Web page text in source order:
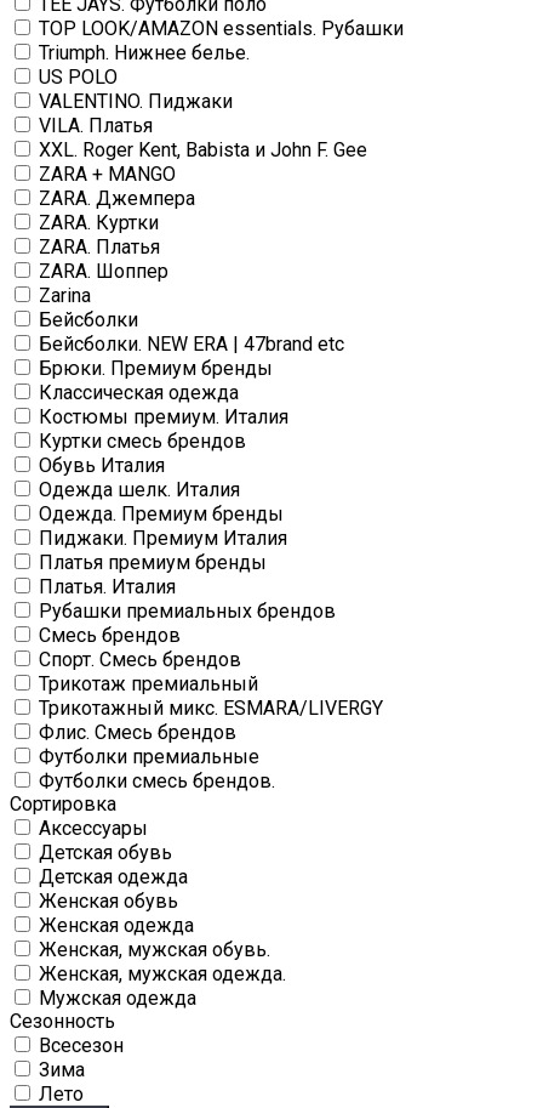
TOP LOOK/AMAZON essentials. Рубашки
Triumph. Нижнее белье.
US POLO
VALENTINO. Пиджаки
VILA. Платья
XXL. Roger Kent, Babista и John F. Gee
ZARA + MANGO
ZARA. Джемпера
ZARA. Куртки
ZARA. Платья
ZARA. Шоппер
Zarina
Бейсболки
Бейсболки. NEW ERA | 47brand etc
Брюки. Премиум бренды
Классическая одежда
Костюмы премиум. Италия
Куртки смесь брендов
Обувь Италия
Одежда шелк. Италия
Одежда. Премиум бренды
Пиджаки. Премиум Италия
Платья премиум бренды
Платья. Италия
Рубашки премиальных брендов
Смесь брендов
Спорт. Смесь брендов
Трикотаж премиальный
Трикотажный микс. ESMARA/LIVERGY
Флис. Смесь брендов
Футболки премиальные
Футболки смесь брендов.
Сортировка
Аксессуары
Детская обувь
Детская одежда
Женская обувь
Женская одежда
Женская, мужская обувь.
Женская, мужская одежда.
Мужская одежда
Сезонность
Всесезон
Зима
Лето